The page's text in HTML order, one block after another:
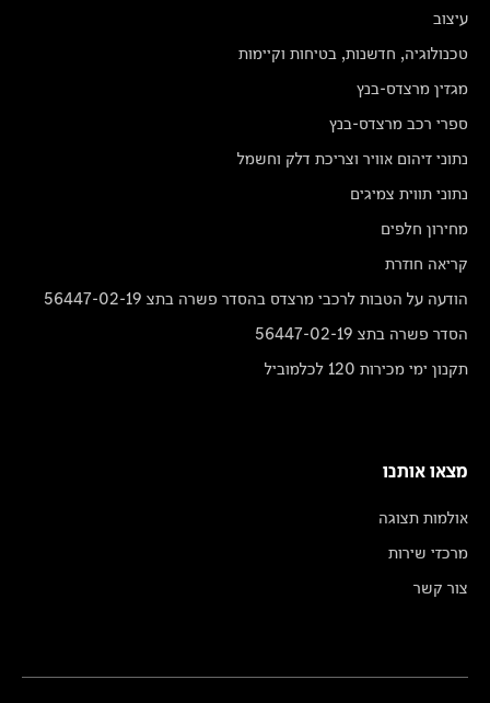
עיצוב
טכנולוגיה, חדשנות, בטיחות וקיימות
מגזין מרצדס-בנץ
ספרי רכב מרצדס-בנץ
נתוני זיהום אוויר וצריכת דלק וחשמל
נתוני תווית צמיגים
מחירון חלפים
קריאה חוזרת
הודעה על הטבות לרכבי מרצדס בהסדר פשרה בתצ 56447-02-19
הסדר פשרה בתצ 56447-02-19
תקנון ימי מכירות 120 לכלמוביל
מצאו אותנו
אולמות תצוגה
מרכזי שירות
צור קשר